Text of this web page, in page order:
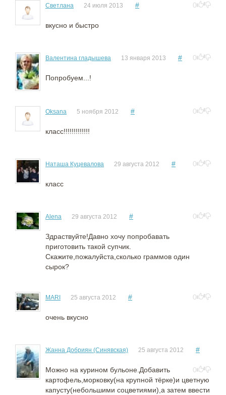
Светлана 24 июля 2013 # 0
вкусно и быстро
Валентина гладышева 13 января 2013 # 0
Попробуем...!
Oksana 5 ноября 2012 # 0
класс!!!!!!!!!!!!!
Наташа Куцевалова 29 августа 2012 # 0
класс
Alena 29 августа 2012 # 0
Здраствуйте!Давно хочу попробавать
приготовить такой супчик.
Скажите,пожалуйста,сколько граммов один
сырок?
MARI 25 августа 2012 # 0
очень вкусно
Жанна Добриян (Cинявская) 25 августа 2012 #
0
Можно на курином бульоне.Добавить
картофель,морковку(на крупной тёрке)и цветную
капусту(небольшими соцветиями),а затем ввести